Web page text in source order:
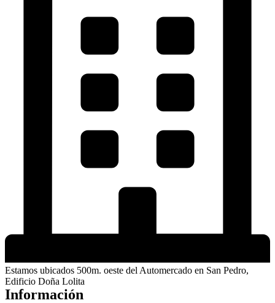
Estamos ubicados 500m. oeste del Automercado en San Pedro,
Edificio Doña Lolita
Información